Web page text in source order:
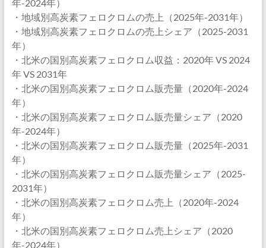
年-2024年）
・地域別高炭素フェロクロムの売上（2025年-2031年）
・地域別高炭素フェロクロムの売上シェア（2025-2031
年）
・北米の国別高炭素フェロクロム収益：2020年 VS 2024
年 VS 2031年
・北米の国別高炭素フェロクロム販売量（2020年-2024
年）
・北米の国別高炭素フェロクロム販売量シェア（2020
年-2024年）
・北米の国別高炭素フェロクロム販売量（2025年-2031
年）
・北米の国別高炭素フェロクロム販売量シェア（2025-
2031年）
・北米の国別高炭素フェロクロム売上（2020年-2024
年）
・北米の国別高炭素フェロクロム売上シェア（2020
年-2024年）